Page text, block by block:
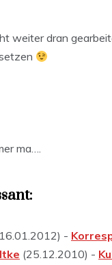
weiter dran
ma….
-
(25.12.2010) -